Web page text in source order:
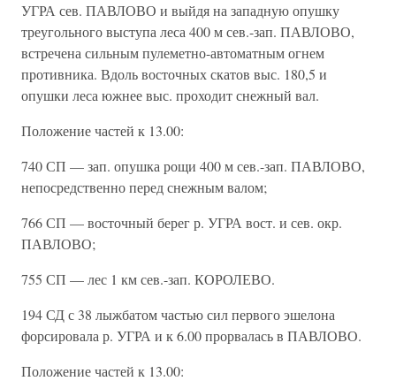
УГРА сев. ПАВЛОВО и выйдя на западную опушку
треугольного выступа леса 400 м сев.-зап. ПАВЛОВО,
встречена сильным пулеметно-автоматным огнем
противника. Вдоль восточных скатов выс. 180,5 и
опушки леса южнее выс. проходит снежный вал.
Положение частей к 13.00:
740 СП — зап. опушка рощи 400 м сев.-зап. ПАВЛОВО,
непосредственно перед снежным валом;
766 СП — восточный берег р. УГРА вост. и сев. окр.
ПАВЛОВО;
755 СП — лес 1 км сев.-зап. КОРОЛЕВО.
194 СД с 38 лыжбатом частью сил первого эшелона
форсировала р. УГРА и к 6.00 прорвалась в ПАВЛОВО.
Положение частей к 13.00: